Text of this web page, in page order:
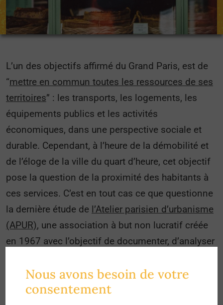
L’un des objectifs affirmé du Grand Paris, est de
“mettre en commun toutes les ressources de ses
territoires” : les transports, les logements, les
équipements publics et les activités
économiques, dans une perspective sociale et
durable. Cependant, à l’heure de la démobilité et
de l’éloge de la ville du quart d’heure, cet objectif
pose la question de la proximité des habitants à
ces services. C’est en tout cas ce que questionne
la dernière étude de l’Atelier parisien d’urbanisme
(APUR), une association à but non lucratif créée
en 1967 avec l’objectif de documenter, d’analyser
sociétales à l’œuvre à Paris, dans ses territoires
proches, et désormais au sein de la Métropole du
Nous avons besoin de votre
consentement